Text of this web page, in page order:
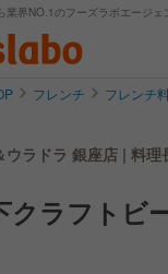
業界NO.1のフーズラボエージェ
フレンチ フレンチ
ウラドラ 銀座店 | 料
クラフトビ